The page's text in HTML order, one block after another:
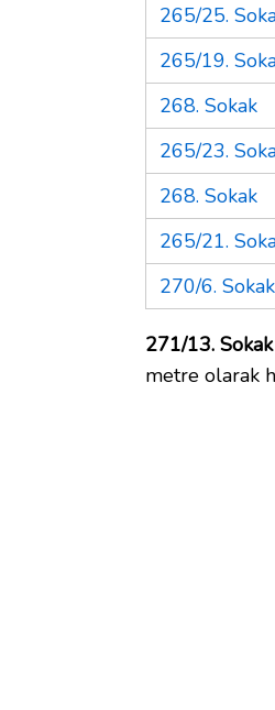
265/25.
265/19.
268. Sokak
265/23.
268. Sokak
265/21.
270/6. Sokak
271/13. Sokak
metre olarak